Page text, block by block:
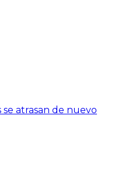
se atrasan de nuevo